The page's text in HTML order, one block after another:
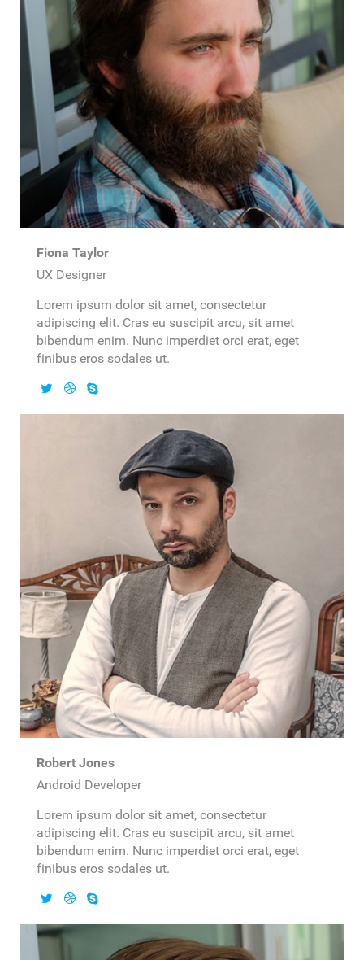
Fiona Taylor
UX Designer
Lorem ipsum dolor sit amet, consectetur
adipiscing elit. Cras eu suscipit arcu, sit amet
bibendum enim. Nunc imperdiet orci erat, eget
finibus eros sodales ut.
Robert Jones
Android Developer
Lorem ipsum dolor sit amet, consectetur
adipiscing elit. Cras eu suscipit arcu, sit amet
bibendum enim. Nunc imperdiet orci erat, eget
finibus eros sodales ut.